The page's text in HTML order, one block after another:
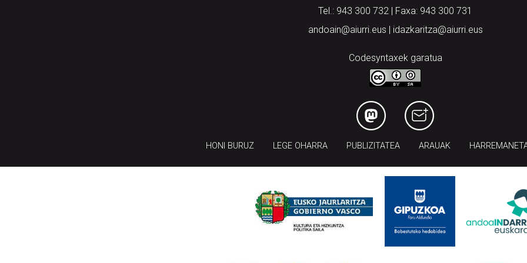
Tel.: 943 300 732 | Faxa: 943 300 731
andoain@aiurri.eus | idazkaritza@aiurri.eus
Codesyntaxek garatua
HONI BURUZ LEGE OHARRA PUBLIZITATEA ARAUAK